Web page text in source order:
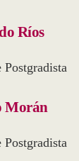
Ríos
Morán